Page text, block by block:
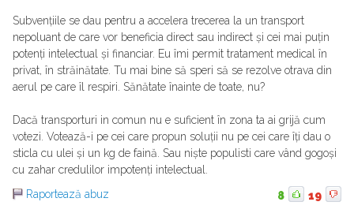
Subvențiile se dau pentru a accelera trecerea la un transport
nepoluant de care vor beneficia direct sau indirect și cei mai puțin
potenți intelectual și financiar. Eu îmi permit tratament medical în
privat, în străinătate. Tu mai bine să speri să se rezolve otrava din
aerul pe care îl respiri. Sănătate înainte de toate, nu?
Dacă transporturi in comun nu e suficient în zona ta ai grijă cum
votezi. Votează-i pe cei care propun soluții nu pe cei care îți dau o
sticla cu ulei și un kg de faină. Sau niște populisti care vând gogoși
cu zahar credulilor impotenți intelectual.
Raportează abuz
8 19